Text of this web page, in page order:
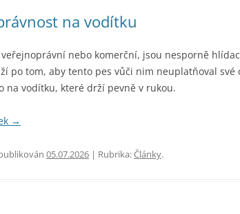
na vodítku
nebo komerční, jsou nesporně
po tom, aby tento pes vůči nim neuplatňoval své
na vodítku, které drží pevně v rukou.
→
05.07.2026 | Rubrika:Články.